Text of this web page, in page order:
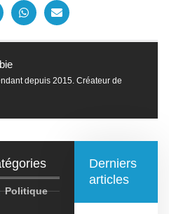
depuis 2015. Créateur de
Politique
Derniers
articles